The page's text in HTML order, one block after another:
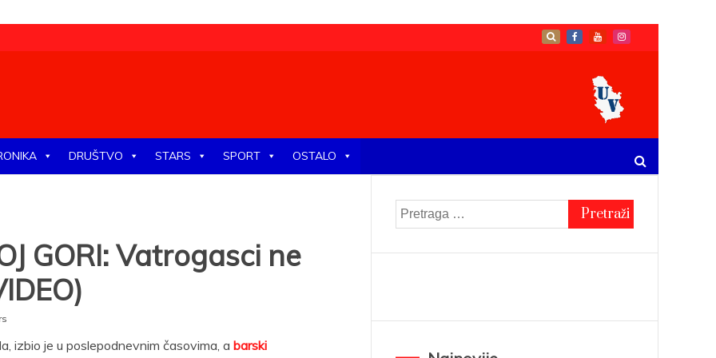
DRUŠTVO STARS SPORT OSTALO
GORI: Vatrogasci ne
izbio je u poslepodnevnim časovima, a barski
Pretraga
za: